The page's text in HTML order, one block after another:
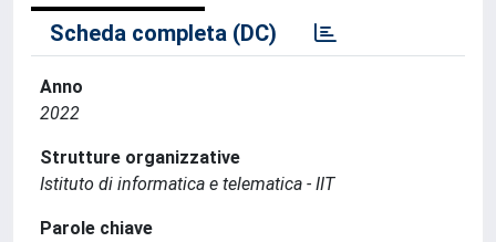
Scheda completa (DC)
Anno
2022
Strutture organizzative
Istituto di informatica e telematica - IIT
Parole chiave